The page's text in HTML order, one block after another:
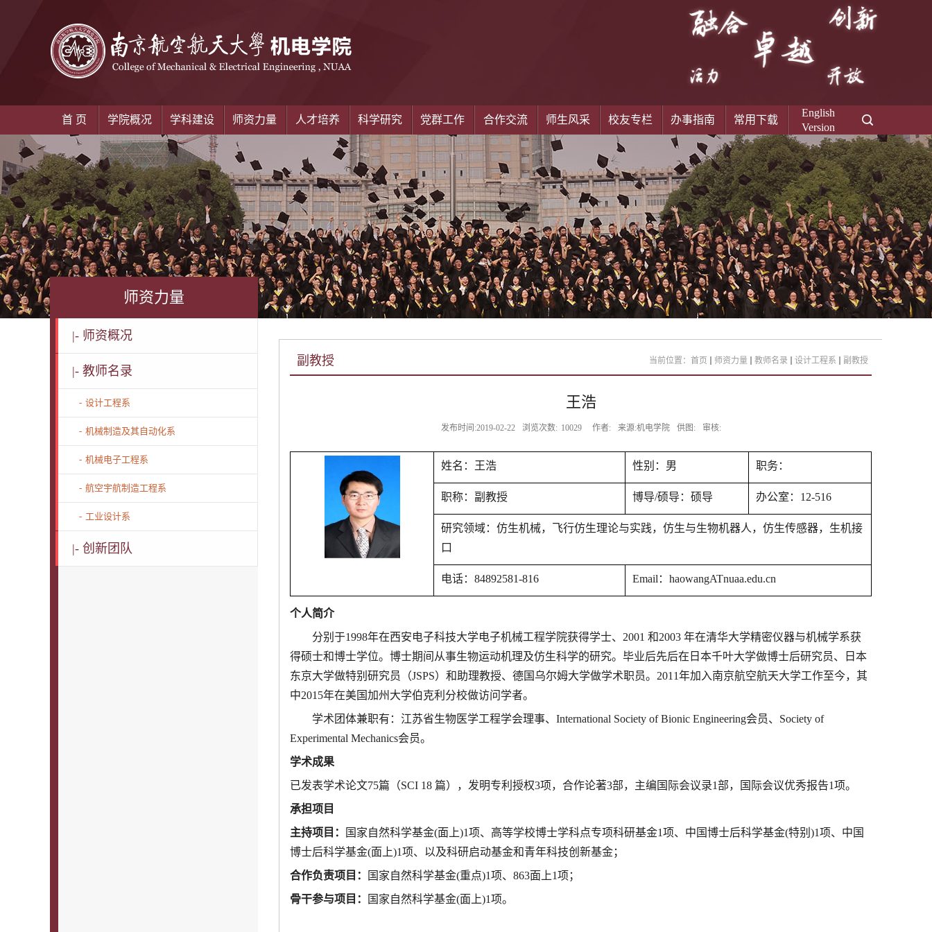
首 页 学院概况 学科建设 师资力量 人才培养 科学研究 党群工作 合作交流 师生风采 校友专栏 办事指南 常用下载
English
Version
师资力量
|- 师资概况
|- 教师名录
- 设计工程系
- 机械制造及其自动化系
- 机械电子工程系
- 航空宇航制造工程系
- 工业设计系
|- 创新团队
副教授 当前位置： 首页 师资力量 教师名录 设计工程系 副教授
王浩
发布时间:2019-02-22 浏览次数: 10029 作者: 来源:机电学院 供图: 审核:
姓名： 王浩 性别：男 职务：
职称： 副教授 博导/硕导：硕导 办公室： 12-516
研究领域： 仿生机械，飞行仿生理论与实践，仿生与生物机器人，仿生传感器，生机接
口
电话： 84892581-816 Email ： haowangATnuaa.edu.cn
个人简介
分别于1998年在西安电子科技大学电子机械工程学院获得学士、 2001 和2003 年在清华大学精密仪器与机械学系获
得硕士和博士学位。博士期间从事生物运动机理及仿生科学的研究。毕业后先后在日本千叶大学做博士后研究员、日本
东京大学做特别研究员（JSPS）和助理教授、德国乌尔姆大学做学术职员。 2011年加入南京航空航天大学工作至今，其
中2015年在美国加州大学伯克利分校做访问学者。
学术团体兼职有：江苏省生物医学工程学会理事、 International Society of Bionic Engineering会员、 Society of
Experimental Mechanics会员。
学术成果
已发表学术论文75篇（SCI 18 篇），发明专利授权3项，合作论著3部，主编国际会议录1部，国际会议优秀报告1项。
承担项目
主持项目：
国家自然科学基金(面上)1项、高等学校博士学科点专项科研基金1项、中国博士后科学基金(特别 )1项、中国
博士后科学基金(面上)1项、以及科研启动基金和青年科技创新基金；
合作负责项目：
国家自然科学基金(重点)1项、 863面上1项；
骨干参与项目：
国家自然科学基金(面上)1项。